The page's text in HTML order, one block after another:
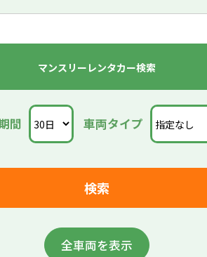
マンスリーレンタカー検索
間 車両タイプ
全車両を表示